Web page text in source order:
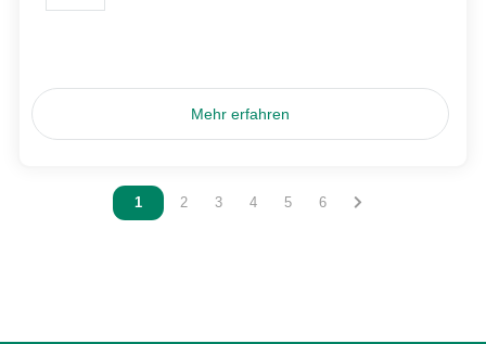
Mehr erfahren
Vous êtes sur la page
1 Vous êtes sur la page
2 Vous êtes sur la page
3 Vous êtes sur la page
4 Vous êtes sur la page
5 Vous êtes sur la page
6